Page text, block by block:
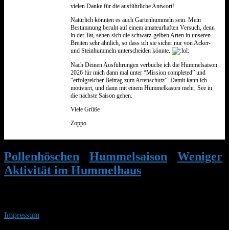
vielen Danke für die ausführliche Antwort!
Natürlich könnten es auch Gartenhummeln sein. Mein
Bestimmung beruht auf einem amateurhaften Versuch, denn
in der Tat, sehen sich die schwarz-gelben Arten in unseren
Breiten sehr ähnlich, so dass ich sie sicher nur von Acker-
und Steinhummeln unterscheiden könnte.
Nach Deinen Ausführungen verbuche ich die Hummelsaison
2026 für mich dann mal unter “Mission completed” und
“erfolgreicher Beitrag zum Artenschutz”. Damit kann ich
motiviert, und dann mit einem Hummelkasten mehr, See in
die nächste Saison gehen.
Viele Grüße
Zoppo
Pollenhöschen Hummelsaison
Weniger
Aktivität im Hummelhaus
Impressum